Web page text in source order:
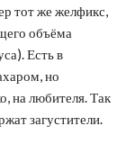
тот же желфикс,
объёма
Есть в
но
на любителя. Так
загустители.